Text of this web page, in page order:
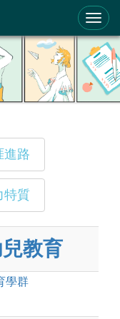
進路
特質
教育
學群